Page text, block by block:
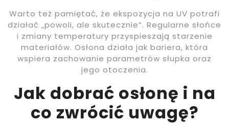
Warto też pamiętać, że ekspozycja na UV potrafi
działać „powoli, ale skutecznie”. Regularne słońce
i zmiany temperatury przyspieszają starzenie
materiałów. Osłona działa jak bariera, która
wspiera zachowanie parametrów słupka oraz
jego otoczenia.
Jak dobrać osłonę i na
co zwrócić uwagę?